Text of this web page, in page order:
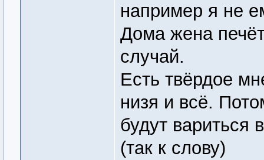
например я не
Дома жена
случай.
Есть твёрдое
низя и всё.
будут вариться
(так к слову)